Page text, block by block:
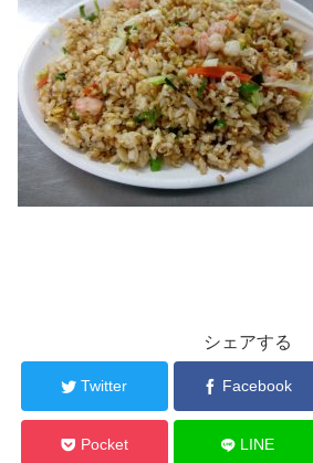
シェアする
Twitter Facebook
Pocket LINE